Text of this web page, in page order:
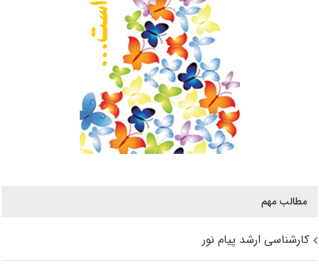
مطالب مهم
کارشناسی ارشد پیام نور